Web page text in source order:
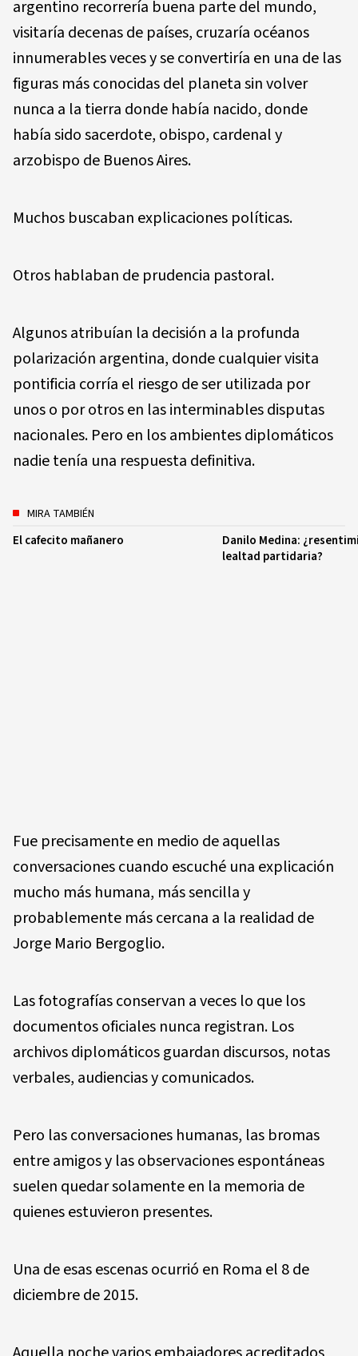
argentino recorrería buena parte del mundo,
visitaría decenas de países, cruzaría océanos
innumerables veces y se convertiría en una de las
figuras más conocidas del planeta sin volver
nunca a la tierra donde había nacido, donde
había sido sacerdote, obispo, cardenal y
arzobispo de Buenos Aires.
Muchos buscaban explicaciones políticas.
Otros hablaban de prudencia pastoral.
Algunos atribuían la decisión a la profunda
polarización argentina, donde cualquier visita
pontificia corría el riesgo de ser utilizada por
unos o por otros en las interminables disputas
nacionales. Pero en los ambientes diplomáticos
nadie tenía una respuesta definitiva.
MIRA TAMBIÉN
El cafecito mañanero
Danilo Medina:
lealtad partidaria?
Fue precisamente en medio de aquellas
conversaciones cuando escuché una explicación
mucho más humana, más sencilla y
probablemente más cercana a la realidad de
Jorge Mario Bergoglio.
Las fotografías conservan a veces lo que los
documentos oficiales nunca registran. Los
archivos diplomáticos guardan discursos, notas
verbales, audiencias y comunicados.
Pero las conversaciones humanas, las bromas
entre amigos y las observaciones espontáneas
suelen quedar solamente en la memoria de
quienes estuvieron presentes.
Una de esas escenas ocurrió en Roma el 8 de
diciembre de 2015.